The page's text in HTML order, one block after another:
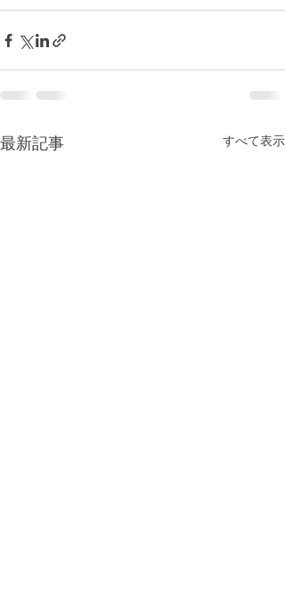
最新記事 すべて表示